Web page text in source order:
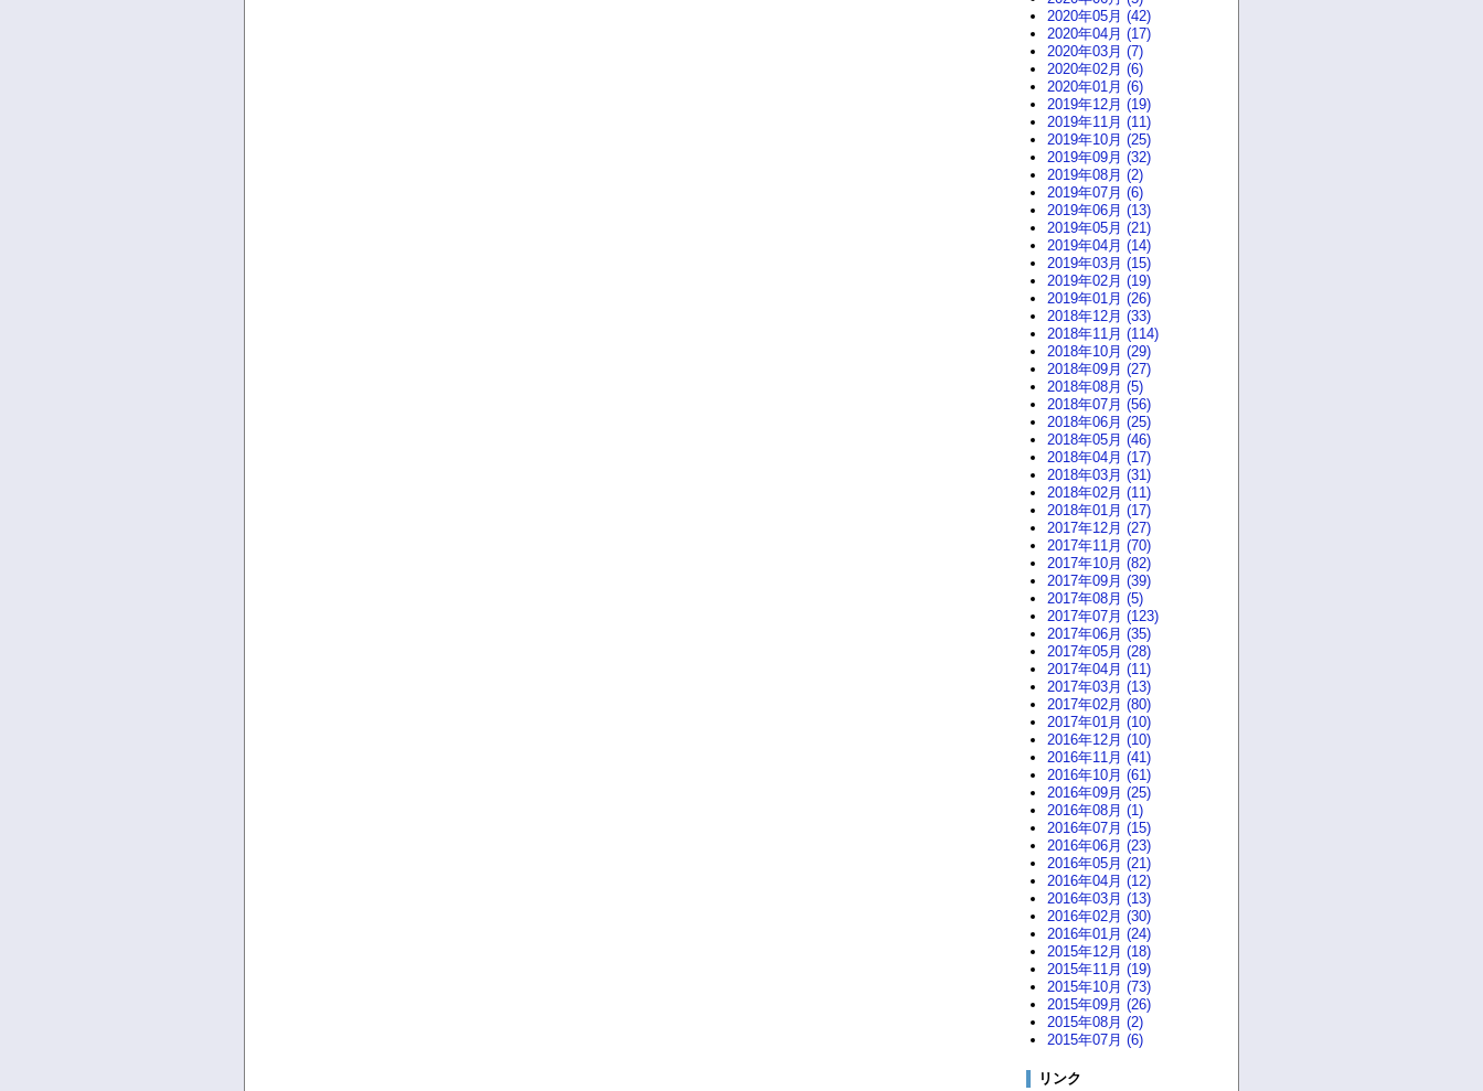
2020年05月 (42)
2020年04月 (17)
2020年03月 (7)
2020年02月 (6)
2020年01月 (6)
2019年12月 (19)
2019年11月 (11)
2019年10月 (25)
2019年09月 (32)
2019年08月 (2)
2019年07月 (6)
2019年06月 (13)
2019年05月 (21)
2019年04月 (14)
2019年03月 (15)
2019年02月 (19)
2019年01月 (26)
2018年12月 (33)
2018年11月 (114)
2018年10月 (29)
2018年09月 (27)
2018年08月 (5)
2018年07月 (56)
2018年06月 (25)
2018年05月 (46)
2018年04月 (17)
2018年03月 (31)
2018年02月 (11)
2018年01月 (17)
2017年12月 (27)
2017年11月 (70)
2017年10月 (82)
2017年09月 (39)
2017年08月 (5)
2017年07月 (123)
2017年06月 (35)
2017年05月 (28)
2017年04月 (11)
2017年03月 (13)
2017年02月 (80)
2017年01月 (10)
2016年12月 (10)
2016年11月 (41)
2016年10月 (61)
2016年09月 (25)
2016年08月 (1)
2016年07月 (15)
2016年06月 (23)
2016年05月 (21)
2016年04月 (12)
2016年03月 (13)
2016年02月 (30)
2016年01月 (24)
2015年12月 (18)
2015年11月 (19)
2015年10月 (73)
2015年09月 (26)
2015年08月 (2)
2015年07月 (6)
リンク